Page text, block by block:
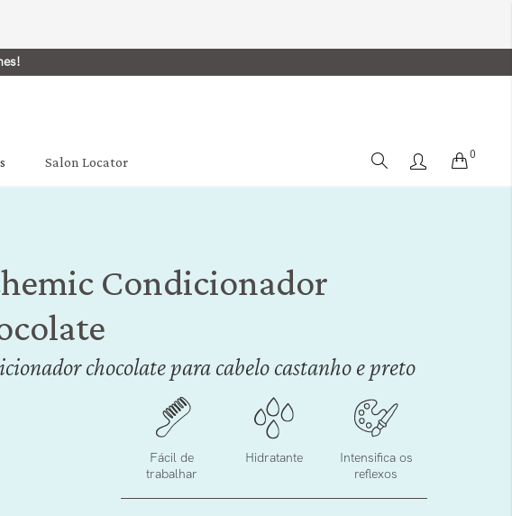
Salon Locator Cart
0
Condicionador
chocolate para cabelo castanho e preto
Fácil de
trabalhar
Hidratante
Intensifica os
reflexos